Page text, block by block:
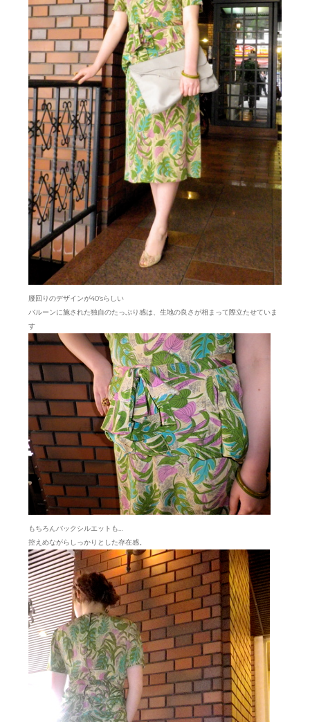
腰回りのデザインが40’sらしい
バルーンに施された独自のたっぷり感は、生地の良さが相まって際立たせていま
す
もちろんバックシルエットも…
控えめながらしっかりとした存在感。